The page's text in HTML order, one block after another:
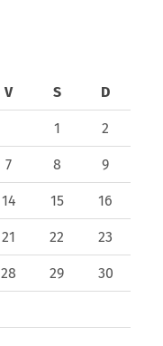
V S D
1 2
7 8 9
14 15 16
21 22 23
28 29 30